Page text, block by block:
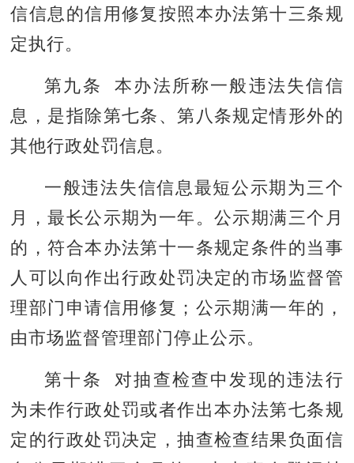
信信息的信用修复按照本办法第十三条规
定执行。
第九条 本办法所称一般违法失信信
息，是指除第七条、第八条规定情形外的
其他行政处罚信息。
一般违法失信信息最短公示期为三个
月，最长公示期为一年。公示期满三个月
的，符合本办法第十一条规定条件的当事
人可以向作出行政处罚决定的市场监督管
理部门申请信用修复；公示期满一年的，
由市场监督管理部门停止公示。
第十条 对抽查检查中发现的违法行
为未作行政处罚或者作出本办法第七条规
定的行政处罚决定，抽查检查结果负面信